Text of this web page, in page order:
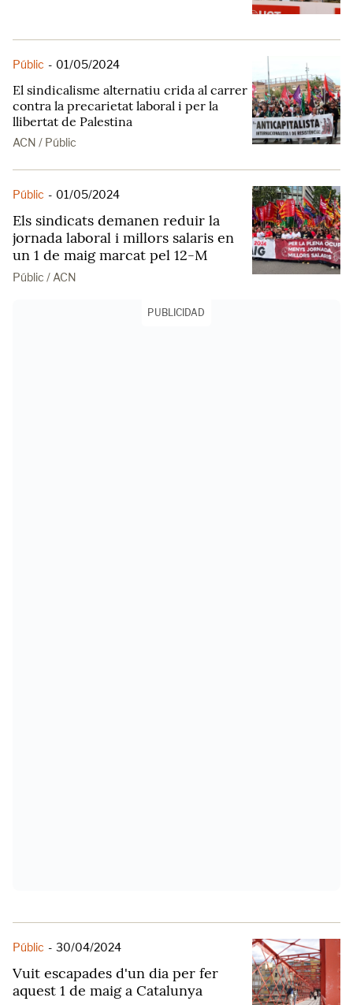
Públic - 01/05/2024
El sindicalisme alternatiu crida al carrer
contra la precarietat laboral i per la
llibertat de Palestina
ACN / Públic
Públic - 01/05/2024
Els sindicats demanen reduir la
jornada laboral i millors salaris en
un 1 de maig marcat pel 12-M
Públic / ACN
PUBLICIDAD
Públic - 30/04/2024
Vuit escapades d'un dia per fer
aquest 1 de maig a Catalunya